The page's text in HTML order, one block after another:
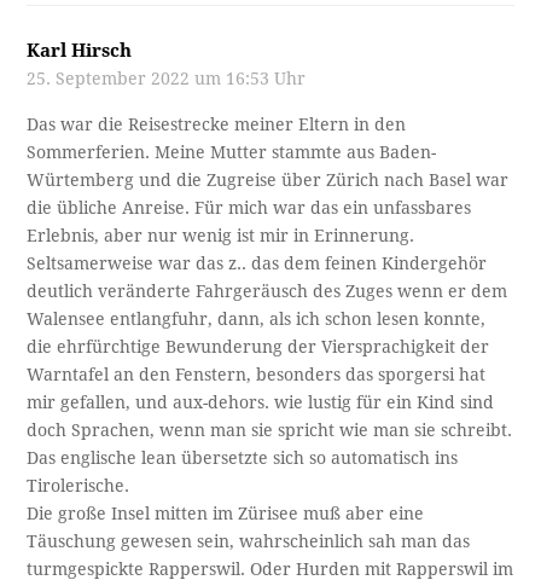
Karl Hirsch
25. September 2022 um 16:53 Uhr
Das war die Reisestrecke meiner Eltern in den
Sommerferien. Meine Mutter stammte aus Baden-
Würtemberg und die Zugreise über Zürich nach Basel war
die übliche Anreise. Für mich war das ein unfassbares
Erlebnis, aber nur wenig ist mir in Erinnerung.
Seltsamerweise war das z.. das dem feinen Kindergehör
deutlich veränderte Fahrgeräusch des Zuges wenn er dem
Walensee entlangfuhr, dann, als ich schon lesen konnte,
die ehrfürchtige Bewunderung der Viersprachigkeit der
Warntafel an den Fenstern, besonders das sporgersi hat
mir gefallen, und aux-dehors. wie lustig für ein Kind sind
doch Sprachen, wenn man sie spricht wie man sie schreibt.
Das englische lean übersetzte sich so automatisch ins
Tirolerische.
Die große Insel mitten im Zürisee muß aber eine
Täuschung gewesen sein, wahrscheinlich sah man das
turmgespickte Rapperswil. Oder Hurden mit Rapperswil im